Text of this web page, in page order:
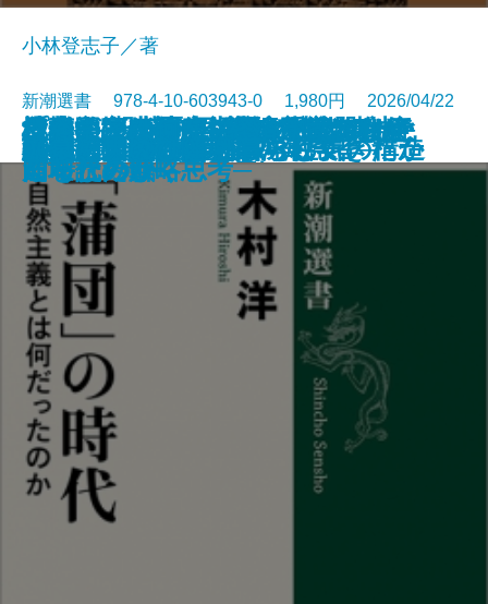
海軍士官たちの太平洋戦争
弁慶─創られた豪傑─
社会が壊れるその前に―メアリ・
ダグラスの人類学―
蕪村─「日常の美」の発見者─
日本人の精神II 「おのずから」
の歴史意識
日本人はなぜ家で靴を脱ぐのか─
土足禁止の精神史─
日本人の精神I 権威と空気の構造
日本──没落か再生か─時代精神と
アニマルスピリッツ─
日本史はいかに物語られてきたか
楔形文字が語る古代オリエント─
都市と文明の興亡史─
小林登志子／著
新潮選書 978-4-10-603943-0 1,980円 2026/04/22
「蒲団」の時代─自然主義とは何
だったのか─
プーチンの歴史認識─隠された意
図を読み解く─
危機の三十年─冷戦後秩序はなぜ
崩壊したか─
私の明治時代史
私の幕末維新史
悪党たちのソ連帝国
百年の短歌
論争 大坂の陣
地経学とは何か─経済が武器化す
る時代の戦略思考─
90歳、男のひとり暮らし